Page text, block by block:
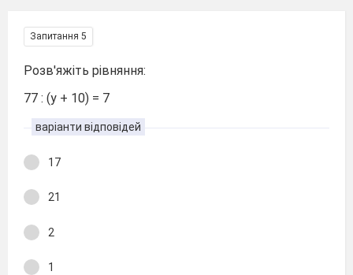
Запитання 5
Розв'яжіть рівняння:
77 : (у + 10) = 7
варіанти відповідей
17
21
2
1